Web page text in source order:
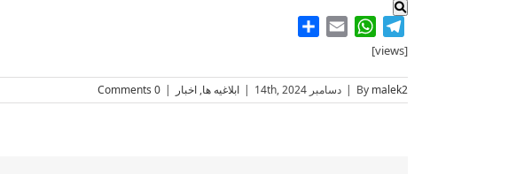
Telegram
WhatsApp
Email
[views]
By malek2
| دسامبر 14th, 2024 | ابلاغیه ها, اخبار |
0 Comments